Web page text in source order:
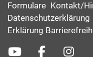
Formulare Kontakt/
Datenschutzerklärung
Erklärung